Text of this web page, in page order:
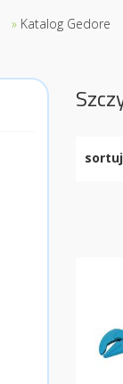
» Katalog Gedore